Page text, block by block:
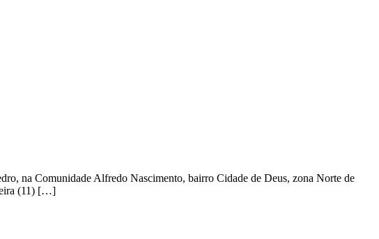
na Comunidade Alfredo Nascimento, bairro Cidade de Deus, zona Norte de
(11) […]